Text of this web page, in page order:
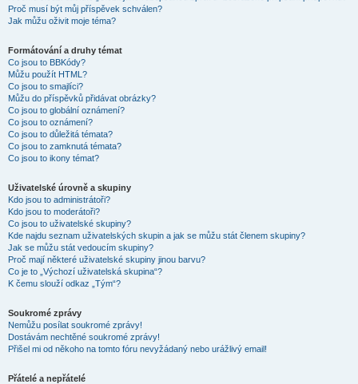
Proč musí být můj příspěvek schválen?
Jak můžu oživit moje téma?
Formátování a druhy témat
Co jsou to BBKódy?
Můžu použít HTML?
Co jsou to smajlíci?
Můžu do příspěvků přidávat obrázky?
Co jsou to globální oznámení?
Co jsou to oznámení?
Co jsou to důležitá témata?
Co jsou to zamknutá témata?
Co jsou to ikony témat?
Uživatelské úrovně a skupiny
Kdo jsou to administrátoři?
Kdo jsou to moderátoři?
Co jsou to uživatelské skupiny?
Kde najdu seznam uživatelských skupin a jak se můžu stát členem skupiny?
Jak se můžu stát vedoucím skupiny?
Proč mají některé uživatelské skupiny jinou barvu?
Co je to „Výchozí uživatelská skupina“?
K čemu slouží odkaz „Tým“?
Soukromé zprávy
Nemůžu posílat soukromé zprávy!
Dostávám nechtěné soukromé zprávy!
Přišel mi od někoho na tomto fóru nevyžádaný nebo urážlivý email!
Přátelé a nepřátelé